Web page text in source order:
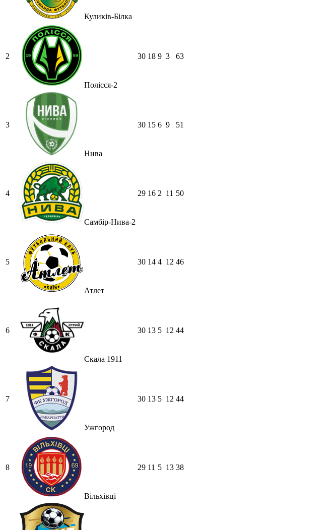
Куликів-Білка
2
Полісся-2
30 18 9 3 63
3
Нива
30 15 6 9 51
4
Самбір-Нива-2
29 16 2 11 50
5
Атлет
30 14 4 12 46
6
Скала 1911
30 13 5 12 44
7
Ужгород
30 13 5 12 44
8
Вільхівці
29 11 5 13 38